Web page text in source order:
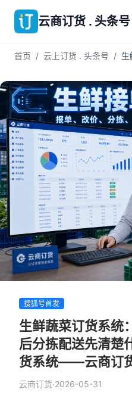
云商订货 . 头条号
首页 / 云上订货 . 头条号 / 生
搜狐号首发
生鲜蔬菜订货系统
后分拣配送先清楚
货系统——云商订
云商订货·2026-05-31